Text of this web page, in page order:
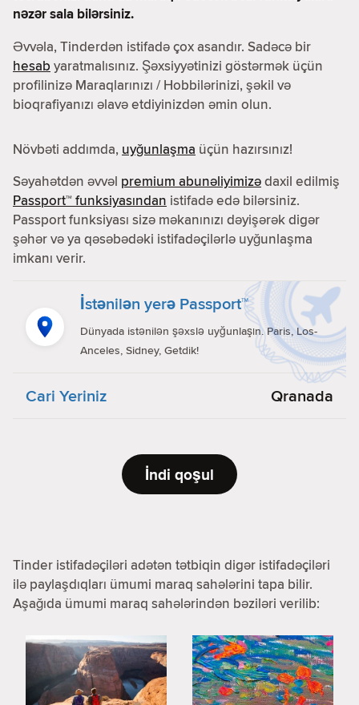
nəzər sala bilərsiniz.
Əvvəla, Tinderdən istifadə çox asandır. Sadəcə bir
hesab yaratmalısınız. Şəxsiyyətinizi göstərmək üçün
profilinizə Maraqlarınızı / Hobbilərinizi, şəkil və
bioqrafiyanızı əlavə etdiyinizdən əmin olun.
Növbəti addımda, uyğunlaşma üçün hazırsınız!
Səyahətdən əvvəl premium abunəliyimizədaxil edilmiş
Passport™ funksiyasından istifadə edə bilərsiniz.
Passport funksiyası sizə məkanınızı dəyişərək digər
şəhər və ya qəsəbədəki istifadəçilərlə uyğunlaşma
imkanı verir.
İstənilən yerə Passport™
Dünyada istənilən şəxslə uyğunlaşın. Paris, Los-
Anceles, Sidney, Getdik!
Cari Yeriniz Qranada
İndi qoşul
Tinder istifadəçiləri adətən tətbiqin digər istifadəçiləri
ilə paylaşdıqları ümumi maraq sahələrini tapa bilir.
Aşağıda ümumi maraq sahələrindən bəziləri verilib: